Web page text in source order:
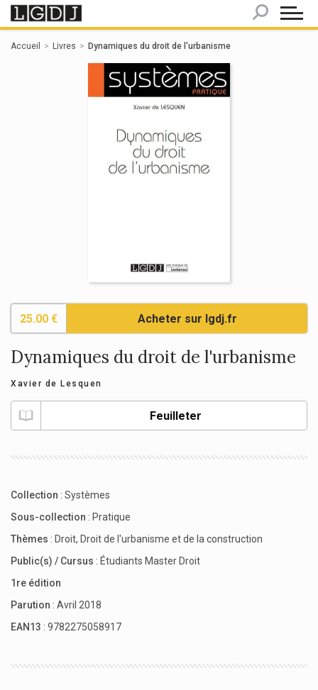
Accueil Livres Dynamiques du droit de l'urbanisme
25.00 € Acheter sur lgdj.fr
Dynamiques du droit de l'urbanisme
Xavier de Lesquen
Feuilleter
Collection : Systèmes
Sous-collection : Pratique
Thèmes : Droit, Droit de l'urbanisme et de la construction
Public(s) / Cursus : Étudiants Master Droit
1re édition
Parution : Avril 2018
EAN13 : 9782275058917
Panneau de gestion des cookies